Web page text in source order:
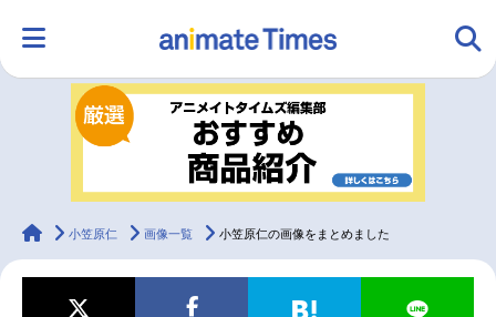
ランキング アニメ
ラジオ みんなの声
マンガ・ラノベ ゲーム・アプリ 音楽 コスプレ
animateTimes
小笠原仁 画像一覧 小笠原仁の画像をまとめました